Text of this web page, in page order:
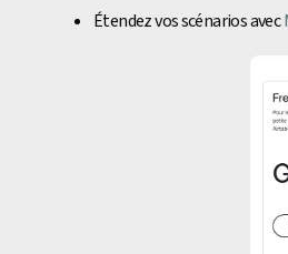
Étendez vos scénarios avec